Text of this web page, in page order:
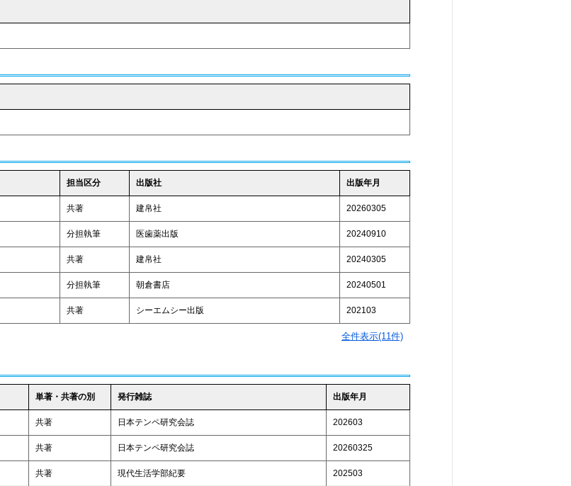
担当区分 出版社 出版年月
共著 建帛社 20260305
分担執筆 医歯薬出版 20240910
共著 建帛社 20240305
分担執筆 朝倉書店 20240501
共著 シーエムシー出版 202103
全件表示(11件)
単著・共著の別 発行雑誌 出版年月
共著 日本テンペ研究会誌 202603
共著 日本テンペ研究会誌 20260325
共著 現代生活学部紀要 202503